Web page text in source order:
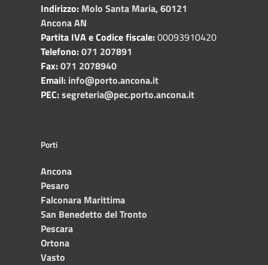
Indirizzo: Molo Santa Maria, 60121
Ancona AN
Partita IVA e Codice fiscale:00093910420
Telefono:071 207891
Fax:071 2078940
Email: info@porto.ancona.it
PEC:segreteria@pec.porto.ancona.it
Porti
Ancona
Pesaro
Falconara Marittima
San Benedetto del Tronto
Pescara
Ortona
Vasto